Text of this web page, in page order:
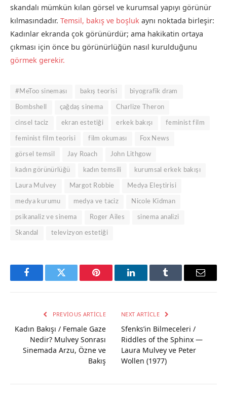
skandalı mümkün kılan görsel ve kurumsal yapıyı görünür
kılmasındadır. Temsil, bakış ve boşluk aynı noktada birleşir:
Kadınlar ekranda çok görünürdür; ama hakikatin ortaya
çıkması için önce bu görünürlüğün nasıl kurulduğunu
görmek gerekir.
#MeToo sineması bakış teorisi biyografik dram
Bombshell çağdaş sinema Charlize Theron
cinsel taciz ekran estetiği erkek bakışı feminist film
feminist film teorisi film okuması Fox News
görsel temsil Jay Roach John Lithgow
kadın görünürlüğü kadın temsili kurumsal erkek bakışı
Laura Mulvey Margot Robbie Medya Eleştirisi
medya kurumu medya ve taciz Nicole Kidman
psikanaliz ve sinema Roger Ailes sinema analizi
Skandal televizyon estetiği
FacebookTwitter Pinterest LinkedInTumblr Email
PREVIOUS ARTICLE
Kadın Bakışı / Female Gaze
Nedir? Mulvey Sonrası
Sinemada Arzu, Özne ve
Bakış
NEXT ARTICLE
Sfenks’in Bilmeceleri /
Riddles of the Sphinx —
Laura Mulvey ve Peter
Wollen (1977)